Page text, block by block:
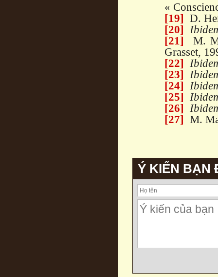
«
[19] D.
[20]
[21] M.
Grasset,
[22]
[23]
[24]
[25]
[26]
[27] M.
Ý KIẾN BẠN